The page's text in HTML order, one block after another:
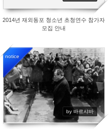
2014년 재외동포 청소년 초청연수 참가자
모집 안내
notice
by 바르샤바
10603